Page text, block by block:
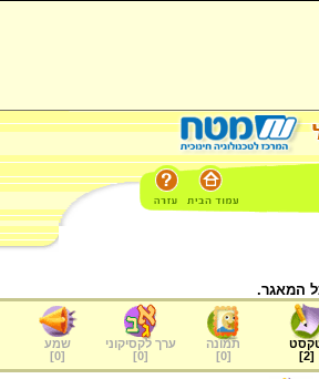
המאגר.
[
2
]
תמונה
[
0
]
ערך לקסיקוני
[
0
]
שמע
[
0
]